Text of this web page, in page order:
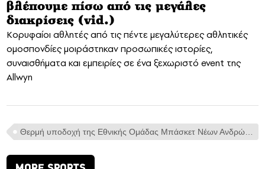
βλέπουμε πίσω από τις μεγάλες
διακρίσεις (vid.)
Κορυφαίοι αθλητές από τις πέντε μεγαλύτερες αθλητικές
ομοσπονδίες μοιράστηκαν προσωπικές ιστορίες,
συναισθήματα και εμπειρίες σε ένα ξεχωριστό event της
Allwyn
Θερμή υποδοχή της Εθνικής Ομάδας Μπάσκετ Νέων Ανδρών από τον ΟΠΑΠ